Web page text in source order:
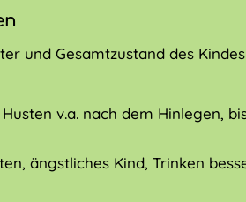
und Gesamtzustand des
v.a. nach dem Hinlegen,
ängstliches Kind, Trinken